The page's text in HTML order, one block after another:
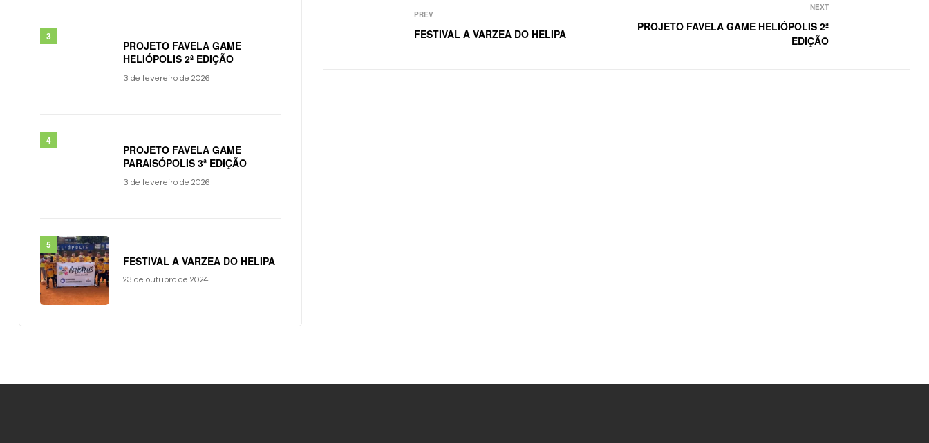
PREV
FESTIVAL A VARZEA DO HELIPA
NEXT
PROJETO FAVELA GAME HELIÓPOLIS 2ª
EDIÇÃO
PROJETO FAVELA GAME
HELIÓPOLIS 2ª EDIÇÃO
3 de fevereiro de 2026
PROJETO FAVELA GAME
PARAISÓPOLIS 3ª EDIÇÃO
3 de fevereiro de 2026
FESTIVAL A VARZEA DO HELIPA
23 de outubro de 2024